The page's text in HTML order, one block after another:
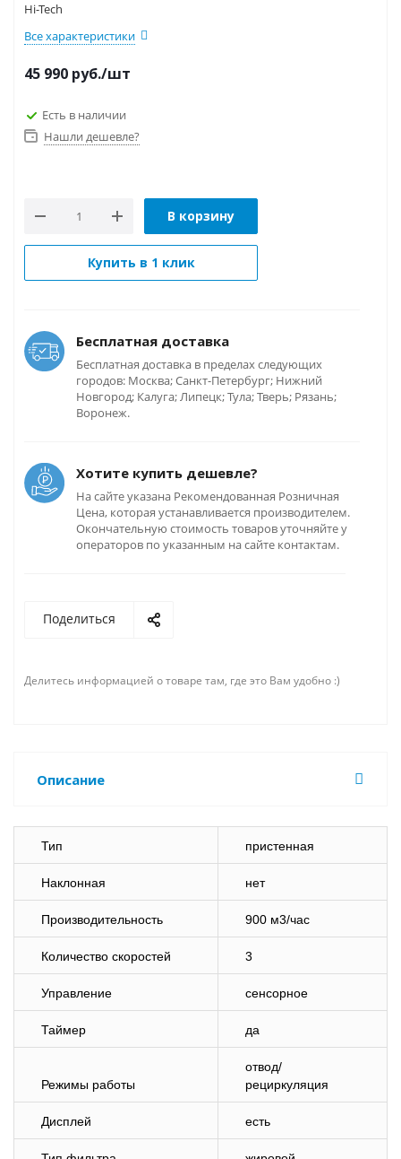
Hi-Tech
Все характеристики
45 990 руб./шт
Есть в наличии
Нашли дешевле?
В корзину
Купить в 1 клик
Бесплатная доставка
Бесплатная доставка в пределах следующих
городов: Москва; Санкт-Петербург; Нижний
Новгород; Калуга; Липецк; Тула; Тверь; Рязань;
Воронеж.
Хотите купить дешевле?
На сайте указана Рекомендованная Розничная
Цена, которая устанавливается производителем.
Окончательную стоимость товаров уточняйте у
операторов по указанным на сайте контактам.
Поделиться
Делитесь информацией о товаре там, где это Вам удобно :)
Описание
Тип пристенная
Наклонная нет
Производительность 900 м3/час
Количество скоростей 3
Управление сенсорное
Таймер да
Режимы работы
отвод/
рециркуляция
Дисплей есть